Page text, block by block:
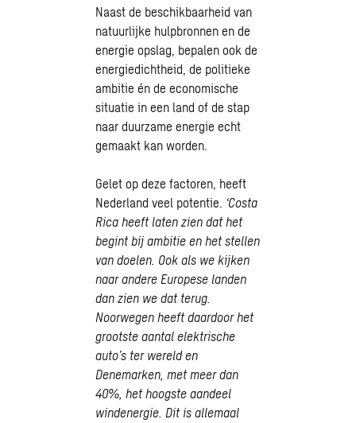
Naast de beschikbaarheid van
natuurlijke hulpbronnen en de
energie opslag, bepalen ook de
energiedichtheid, de politieke
ambitie én de economische
situatie in een land of de stap
naar duurzame energie echt
gemaakt kan worden.
Gelet op deze factoren, heeft
Nederland veel potentie. ‘Costa
Rica heeft laten zien dat het
begint bij ambitie en het stellen
van doelen. Ook als we kijken
naar andere Europese landen
dan zien we dat terug.
Noorwegen heeft daardoor het
grootste aantal elektrische
auto’s ter wereld en
Denemarken, met meer dan
40%, het hoogste aandeel
windenergie. Dit is allemaal